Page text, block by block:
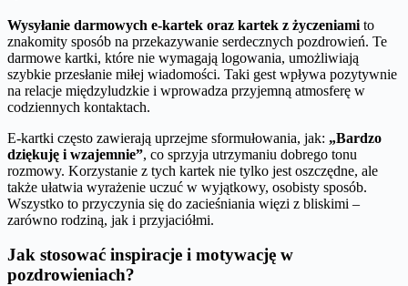
Wysyłanie darmowych e-kartek oraz kartek z życzeniami to
znakomity sposób na przekazywanie serdecznych pozdrowień. Te
darmowe kartki, które nie wymagają logowania, umożliwiają
szybkie przesłanie miłej wiadomości. Taki gest wpływa pozytywnie
na relacje międzyludzkie i wprowadza przyjemną atmosferę w
codziennych kontaktach.
E-kartki często zawierają uprzejme sformułowania, jak: „Bardzo
dziękuję i wzajemnie”, co sprzyja utrzymaniu dobrego tonu
rozmowy. Korzystanie z tych kartek nie tylko jest oszczędne, ale
także ułatwia wyrażenie uczuć w wyjątkowy, osobisty sposób.
Wszystko to przyczynia się do zacieśniania więzi z bliskimi –
zarówno rodziną, jak i przyjaciółmi.
Jak stosować inspiracje i motywację w
pozdrowieniach?